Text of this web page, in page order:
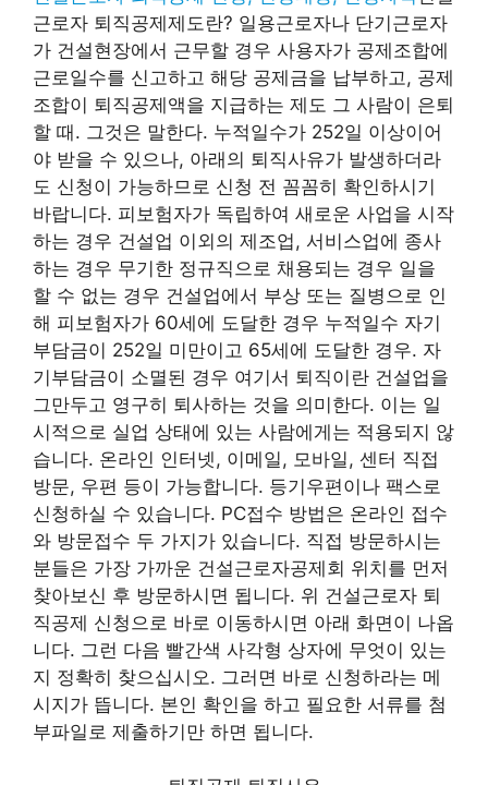
근로자 퇴직공제제도란? 일용근로자나 단기근로자
가 건설현장에서 근무할 경우 사용자가 공제조합에
근로일수를 신고하고 해당 공제금을 납부하고, 공제
조합이 퇴직공제액을 지급하는 제도 그 사람이 은퇴
할 때. 그것은 말한다. 누적일수가 252일 이상이어
야 받을 수 있으나, 아래의 퇴직사유가 발생하더라
도 신청이 가능하므로 신청 전 꼼꼼히 확인하시기
바랍니다. 피보험자가 독립하여 새로운 사업을 시작
하는 경우 건설업 이외의 제조업, 서비스업에 종사
하는 경우 무기한 정규직으로 채용되는 경우 일을
할 수 없는 경우 건설업에서 부상 또는 질병으로 인
해 피보험자가 60세에 도달한 경우 누적일수 자기
부담금이 252일 미만이고 65세에 도달한 경우. 자
기부담금이 소멸된 경우 여기서 퇴직이란 건설업을
그만두고 영구히 퇴사하는 것을 의미한다. 이는 일
시적으로 실업 상태에 있는 사람에게는 적용되지 않
습니다. 온라인 인터넷, 이메일, 모바일, 센터 직접
방문, 우편 등이 가능합니다. 등기우편이나 팩스로
신청하실 수 있습니다. PC접수 방법은 온라인 접수
와 방문접수 두 가지가 있습니다. 직접 방문하시는
분들은 가장 가까운 건설근로자공제회 위치를 먼저
찾아보신 후 방문하시면 됩니다. 위 건설근로자 퇴
직공제 신청으로 바로 이동하시면 아래 화면이 나옵
니다. 그런 다음 빨간색 사각형 상자에 무엇이 있는
지 정확히 찾으십시오. 그러면 바로 신청하라는 메
시지가 뜹니다. 본인 확인을 하고 필요한 서류를 첨
부파일로 제출하기만 하면 됩니다.